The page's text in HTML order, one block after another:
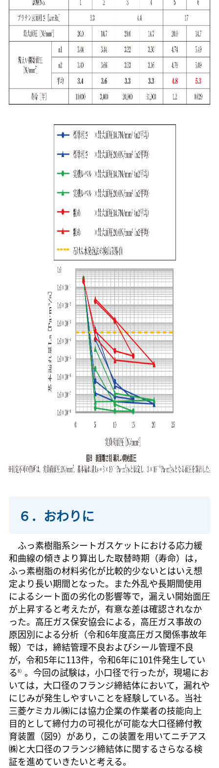
６．おわりに
ふっ素樹脂系シートガスケットにおける応力緩
和曲線の傾きより算出した取替時期（寿命）は，
ふっ素樹脂の材料劣化が比較的少ないとはいえ想
定より長い期間となった。また外乱や長期間使用
によるシート面の劣化の影響等で，漏えい開始面圧
が上昇すると考えたが，有意な差は確認されなか
った。高圧ガス保安協会による，高圧ガス事故の
原因別による分析（令和6年度高圧ガス関係事故年
報）では，締結管理不良およびシール管理不良
が，令和5年に113件，令和6年に101件発生してい
る8） 。今回の試験は，小口径で行ったが，現場にお
いては，大口径のフランジ締結体において，漏れや
にじみが発生しやすいことを経験している。当社
三菱ケミカル㈱には協力企業の作業者の技能向上
目的として締付力の可視化が可能な大口径締付教
育装置（図9）があり，この装置を用いてニチアス
㈱と大口径のフランジ締結体に関するさらなる検
証を進めていきたいと考える。